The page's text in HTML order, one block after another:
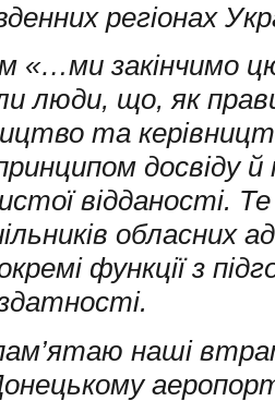
регіонах
«…ми закінчимо
люди, що, як
та
досвіду й
відданості.
обласних
функції з
наші